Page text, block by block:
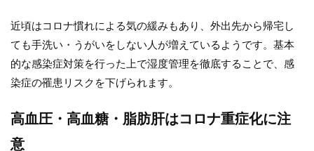
近頃はコロナ慣れによる気の緩みもあり、外出先から帰宅し
ても手洗い・うがいをしない人が増えているようです。基本
的な感染症対策を行った上で湿度管理を徹底することで、感
染症の罹患リスクを下げられます。
高血圧・高血糖・脂肪肝はコロナ重症化に注
意